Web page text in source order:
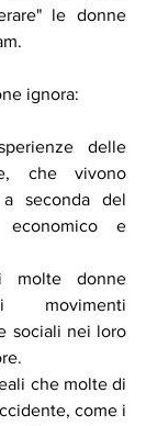
le donne
ignora:
delle
che vivono
seconda del
economico e
donne
movimenti
sociali nei loro
che molte di
come i